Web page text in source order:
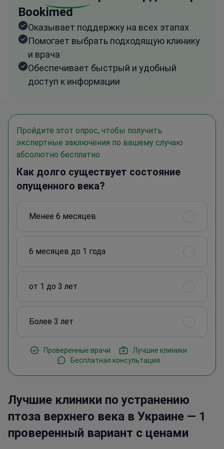
Bookimed
Оказывает поддержку на всех этапах
Помогает выбрать подходящую клинику
и врача
Обеспечивает быстрый и удобный
доступ к информации
Пройдите этот опрос, чтобы получить
экспертные заключения по вашему случаю
абсолютно бесплатно
Как долго существует состояние
опущенного века?
Менее 6 месяцев
6 месяцев до 1 года
от 1 до 3 лет
Более 3 лет
Проверенные врачи
Лучшие клиники
Бесплатная консультация
Лучшие клиники по устранению
птоза верхнего века в Украине — 1
проверенный вариант с ценами